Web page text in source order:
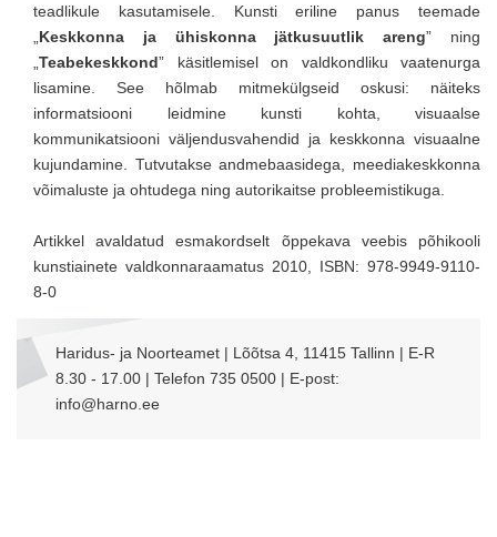
teadlikule kasutamisele. Kunsti eriline panus teemade
Keskkonna ja ühiskonna jätkusuutlik areng” ning
Teabekeskkond” käsitlemisel on valdkondliku vaatenurga
lisamine. See hõlmab mitmekülgseid oskusi: näiteks
informatsiooni leidmine kunsti kohta, visuaalse
kommunikatsiooni väljendusvahendid ja keskkonna visuaalne
kujundamine. Tutvutakse andmebaasidega, meediakeskkonna
võimaluste ja ohtudega ning autorikaitse probleemistikuga.
Artikkel avaldatud esmakordselt õppekava veebis põhikooli
kunstiainete valdkonnaraamatus 2010, ISBN: 978-9949-9110-
8-0
Haridus- ja Noorteamet | Lõõtsa 4, 11415 Tallinn | E-R
8.30 - 17.00 | Telefon 735 0500 | E-post:
info@harno.ee